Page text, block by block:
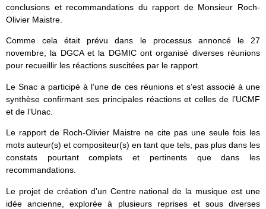
conclusions et recommandations du rapport de Monsieur Roch-
Olivier Maistre.
Comme cela était prévu dans le processus annoncé le 27
novembre, la DGCA et la DGMIC ont organisé diverses réunions
pour recueillir les réactions suscitées par le rapport.
Le Snac a participé à l’une de ces réunions et s’est associé à une
synthèse confirmant ses principales réactions et celles de l’UCMF
et de l’Unac.
Le rapport de Roch-Olivier Maistre ne cite pas une seule fois les
mots auteur(s) et compositeur(s) en tant que tels, pas plus dans les
constats pourtant complets et pertinents que dans les
recommandations.
Le projet de création d’un Centre national de la musique est une
idée ancienne, explorée à plusieurs reprises et sous diverses